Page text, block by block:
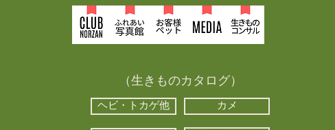
（生きものカタログ）
ヘビ・トカゲ他 カメ